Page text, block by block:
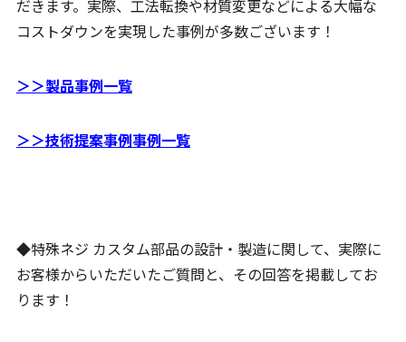
だきます。実際、工法転換や材質変更などによる大幅な
コストダウンを実現した事例が多数ございます！
＞＞製品事例一覧
＞＞技術提案事例事例一覧
◆特殊ネジ カスタム部品の設計・製造に関して、実際に
お客様からいただいたご質問と、その回答を掲載してお
ります！